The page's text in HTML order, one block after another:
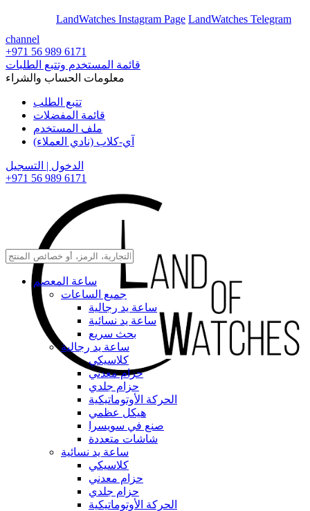
LandWatches Instagram Page LandWatches Telegram
channel
+971 56 989 6171
قائمة المستخدم وتتبع الطلبات
معلومات الحساب والشراء
تتبع الطلب
قائمة المفضلات
ملف المستخدم
آي-كلاب (نادي العملاء)
الدخول | التسجيل
+971 56 989 6171
ساعة المعصم
جميع الساعات
ساعة يد رجالية
ساعة يد نسائية
بحث سريع
ساعة يد رجالية
كلاسيكي
حزام معدني
حزام جلدي
الحركة الأوتوماتيكية
هيكل عظمي
صنع في سويسرا
شاشات متعددة
ساعة يد نسائية
كلاسيكي
حزام معدني
حزام جلدي
الحركة الأوتوماتيكية